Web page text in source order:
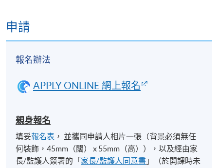
申請
報名辦法
APPLY ONLINE 網上報名
親身報名
填妥報名表 ， 並攜同申請人相片一張（背景必須無任
何裝飾，45mm（闊） x 55mm（高）），以及經由家
長/監護人簽署的「 家長/監護人同意書 」（於開課時未